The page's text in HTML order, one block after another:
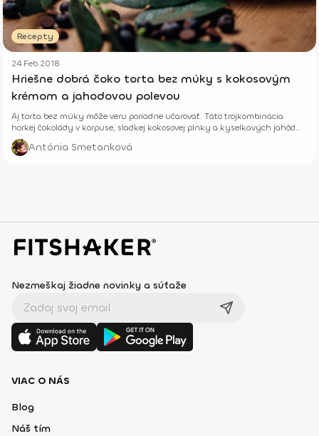
Recepty
24 Feb 2018
Hriešne dobrá čoko torta bez múky s kokosovým
krémom a jahodovou polevou
Aj torta bez múky môže veru poriadne učarovať. Táto trojkombinácia
horkej čokolády v korpuse, sladkej kokosovej plnky a kyselkavých jahôd
navrchu je božská. Oplatí sa vyskúšať!
Antónia Smetanková
Nezmeškaj žiadne novinky a súťaže
VIAC O NÁS
Blog
Náš tím